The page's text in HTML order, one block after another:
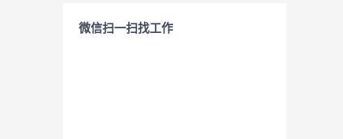
微信扫一扫找工作